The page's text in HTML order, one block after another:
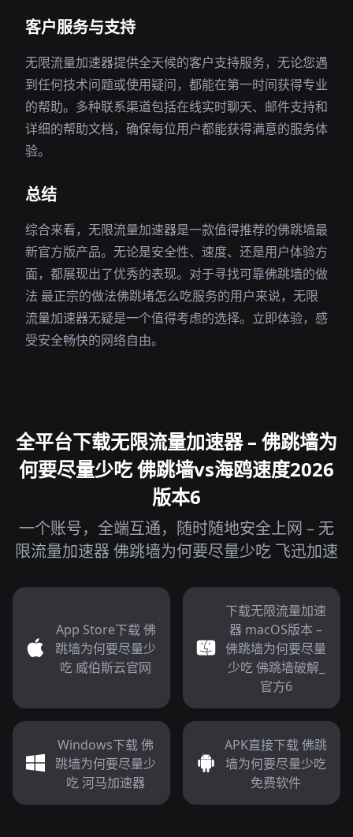
客户服务与支持
无限流量加速器提供全天候的客户支持服务，无论您遇
到任何技术问题或使用疑问，都能在第一时间获得专业
的帮助。多种联系渠道包括在线实时聊天、邮件支持和
详细的帮助文档，确保每位用户都能获得满意的服务体
验。
总结
综合来看，无限流量加速器是一款值得推荐的佛跳墙最
新官方版产品。无论是安全性、速度、还是用户体验方
面，都展现出了优秀的表现。对于寻找可靠佛跳墙的做
法 最正宗的做法佛跳堵怎么吃服务的用户来说，无限
流量加速器无疑是一个值得考虑的选择。立即体验，感
受安全畅快的网络自由。
全平台下载无限流量加速器 – 佛跳墙为
何要尽量少吃 佛跳墙vs海鸥速度2026
版本6
一个账号，全端互通，随时随地安全上网 – 无
限流量加速器 佛跳墙为何要尽量少吃 飞迅加速
App Store下载 佛
跳墙为何要尽量少
吃 威伯斯云官网
下载无限流量加速
器 macOS版本 –
佛跳墙为何要尽量
少吃 佛跳墙破解_
官方6
Windows下载 佛
跳墙为何要尽量少
吃 河马加速器
APK直接下载 佛跳
墙为何要尽量少吃
免费软件